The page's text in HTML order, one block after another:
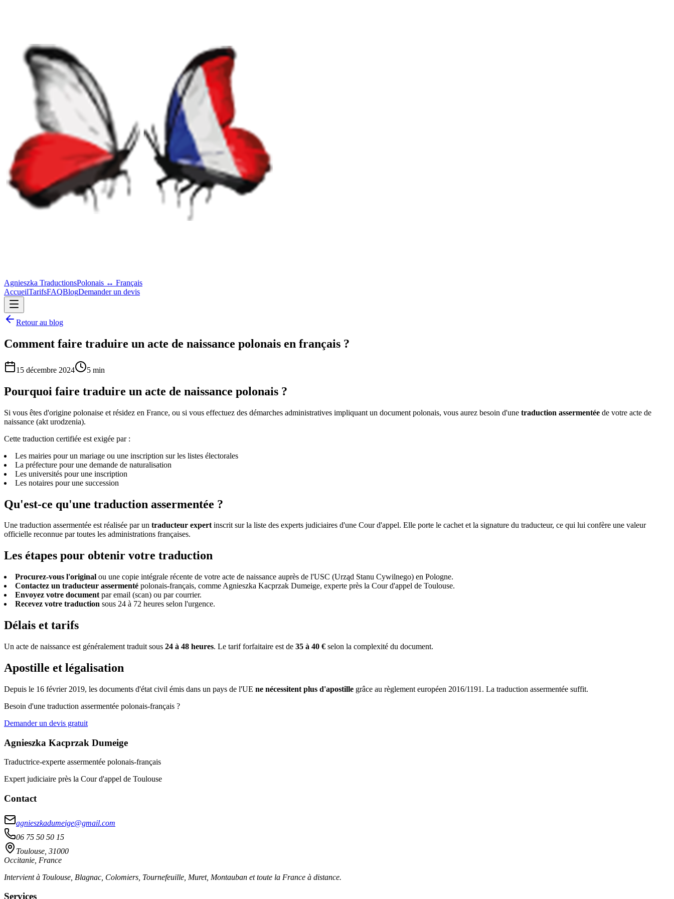
Agnieszka TraductionsPolonais ↔ Français
AccueilTarifsFAQBlogDemander un devis
Retour au blog
Comment faire traduire un acte de naissance polonais en français ?
15 décembre 2024 5 min
Pourquoi faire traduire un acte de naissance polonais ?
Si vous êtes d'origine polonaise et résidez en France, ou si vous effectuez des démarches administratives impliquant un document polonais, vous aurez besoin d'une traduction assermentée de votre acte de
naissance (akt urodzenia).
Cette traduction certifiée est exigée par :
Les mairies pour un mariage ou une inscription sur les listes électorales
La préfecture pour une demande de naturalisation
Les universités pour une inscription
Les notaires pour une succession
Qu'est-ce qu'une traduction assermentée ?
Une traduction assermentée est réalisée par un traducteur expertinscrit sur la liste des experts judiciaires d'une Cour d'appel. Elle porte le cachet et la signature du traducteur, ce qui lui confère une valeur
officielle reconnue par toutes les administrations françaises.
Les étapes pour obtenir votre traduction
Procurez-vous l'original ou une copie intégrale récente de votre acte de naissance auprès de l'USC (Urząd Stanu Cywilnego) en Pologne.
Contactez un traducteur assermenté polonais-français, comme Agnieszka Kacprzak Dumeige, experte près la Cour d'appel de Toulouse.
Envoyez votre document par email (scan) ou par courrier.
Recevez votre traduction sous 24 à 72 heures selon l'urgence.
Délais et tarifs
Un acte de naissance est généralement traduit sous 24 à 48 heures. Le tarif forfaitaire est de 35 à 40 € selon la complexité du document.
Apostille et légalisation
Depuis le 16 février 2019, les documents d'état civil émis dans un pays de l'UE ne nécessitent plus d'apostille grâce au règlement européen 2016/1191. La traduction assermentée suffit.
Besoin d'une traduction assermentée polonais-français ?
Demander un devis gratuit
Agnieszka Kacprzak Dumeige
Traductrice-experte assermentée polonais-français
Expert judiciaire près la Cour d'appel de Toulouse
Contact
agnieszkadumeige@gmail.com
06 75 50 50 15
Toulouse, 31000
Occitanie, France
Intervient à Toulouse, Blagnac, Colomiers, Tournefeuille, Muret, Montauban et toute la France à distance.
Services